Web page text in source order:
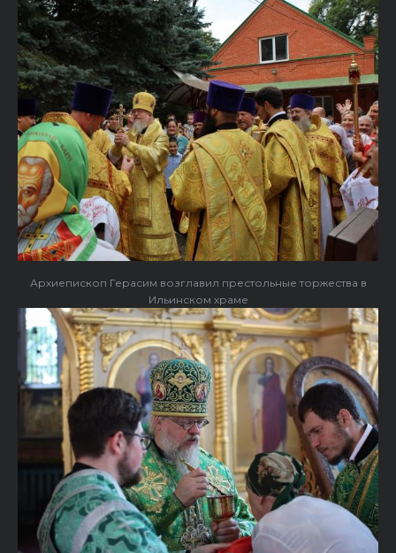
Архиепископ Герасим возглавил престольные торжества в
Ильинском храме